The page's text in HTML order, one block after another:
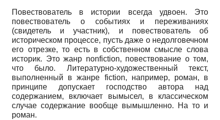
Повествователь в истории всегда удвоен. Это
повествователь о событиях и переживаниях
(свидетель и участник), и повествователь об
историческом процессе, пусть даже о недолговечном
его отрезке, то есть в собственном смысле слова
историк. Это жанр nonfiction, повествование о том,
что было. Литературно-художественный текст,
выполненный в жанре fiction, например, роман, в
принципе допускает господство автора над
содержанием, включает вымысел, в классическом
случае содержание вообще вымышленно. На то и
роман.